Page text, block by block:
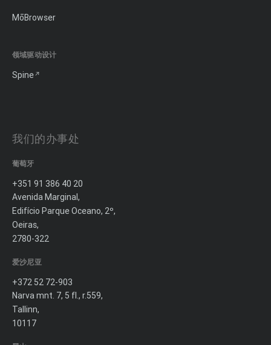
MōBrowser
领域驱动设计
Spine
我们的办事处
葡萄牙
+351 91 386 40 20
Avenida Marginal,
Edifício Parque Oceano, 2º,
Oeiras,
2780-322
爱沙尼亚
+372 52 72-903
Narva mnt. 7, 5 fl., r.559,
Tallinn,
10117